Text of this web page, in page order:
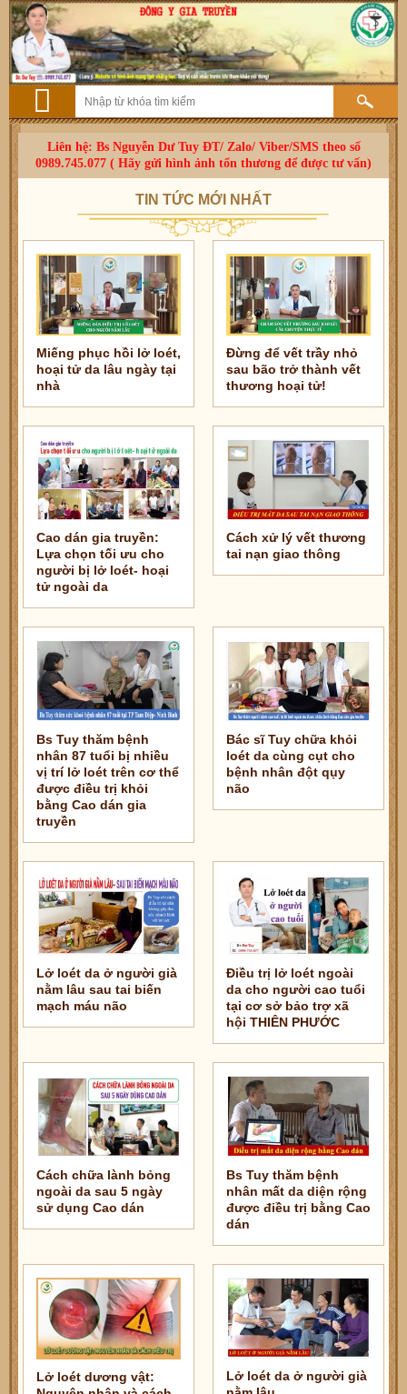
Liên hệ: Bs Nguyễn Dư Tuy ĐT/ Zalo/ Viber/SMS theo số
0989.745.077 ( Hãy gửi hình ảnh tổn thương để được tư vấn)
TIN TỨC MỚI NHẤT
Miếng phục hồi lở loét,
hoại tử da lâu ngày tại
nhà
Đừng để vết trầy nhỏ
sau bão trở thành vết
thương hoại tử!
Cao dán gia truyền:
Lựa chọn tối ưu cho
người bị lở loét- hoại
tử ngoài da
Cách xử lý vết thương
tai nạn giao thông
Bs Tuy thăm bệnh
nhân 87 tuổi bị nhiều
vị trí lở loét trên cơ thể
được điều trị khỏi
bằng Cao dán gia
truyền
Bác sĩ Tuy chữa khỏi
loét da cùng cụt cho
bệnh nhân đột qụy
não
Lở loét da ở người già
nằm lâu sau tai biến
mạch máu não
Điều trị lở loét ngoài
da cho người cao tuổi
tại cơ sở bảo trợ xã
hội THIÊN PHƯỚC
Cách chữa lành bỏng
ngoài da sau 5 ngày
sử dụng Cao dán
Bs Tuy thăm bệnh
nhân mất da diện rộng
được điều trị bằng Cao
dán
Lở loét dương vật:
Lở loét da ở người già